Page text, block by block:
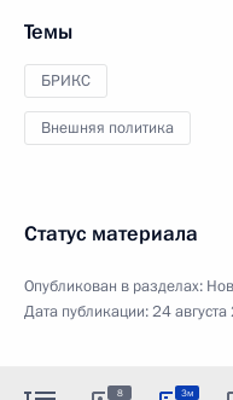
Темы
БРИКС
Внешняя политика
Статус материала
Опубликован в разделах:
Дата публикации:24
8 3м